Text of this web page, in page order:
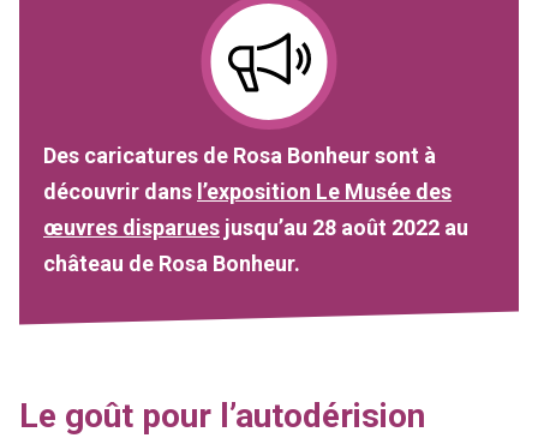
Des caricatures de Rosa Bonheur sont à
découvrir dans l’exposition Le Musée des
œuvres disparues jusqu’au 28 août 2022 au
château de Rosa Bonheur.
Le goût pour l’autodérision